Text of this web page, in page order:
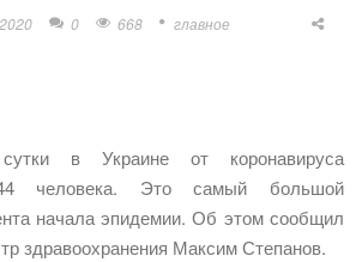
0 668 главное
в Украине от коронавируса
человека. Это самый большой
начала эпидемии. Об этом сообщил
здравоохранения Максим Степанов.